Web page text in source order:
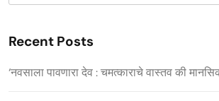
Recent Posts
‘नवसाला पावणारा देव : चमत्काराचे वास्तव की